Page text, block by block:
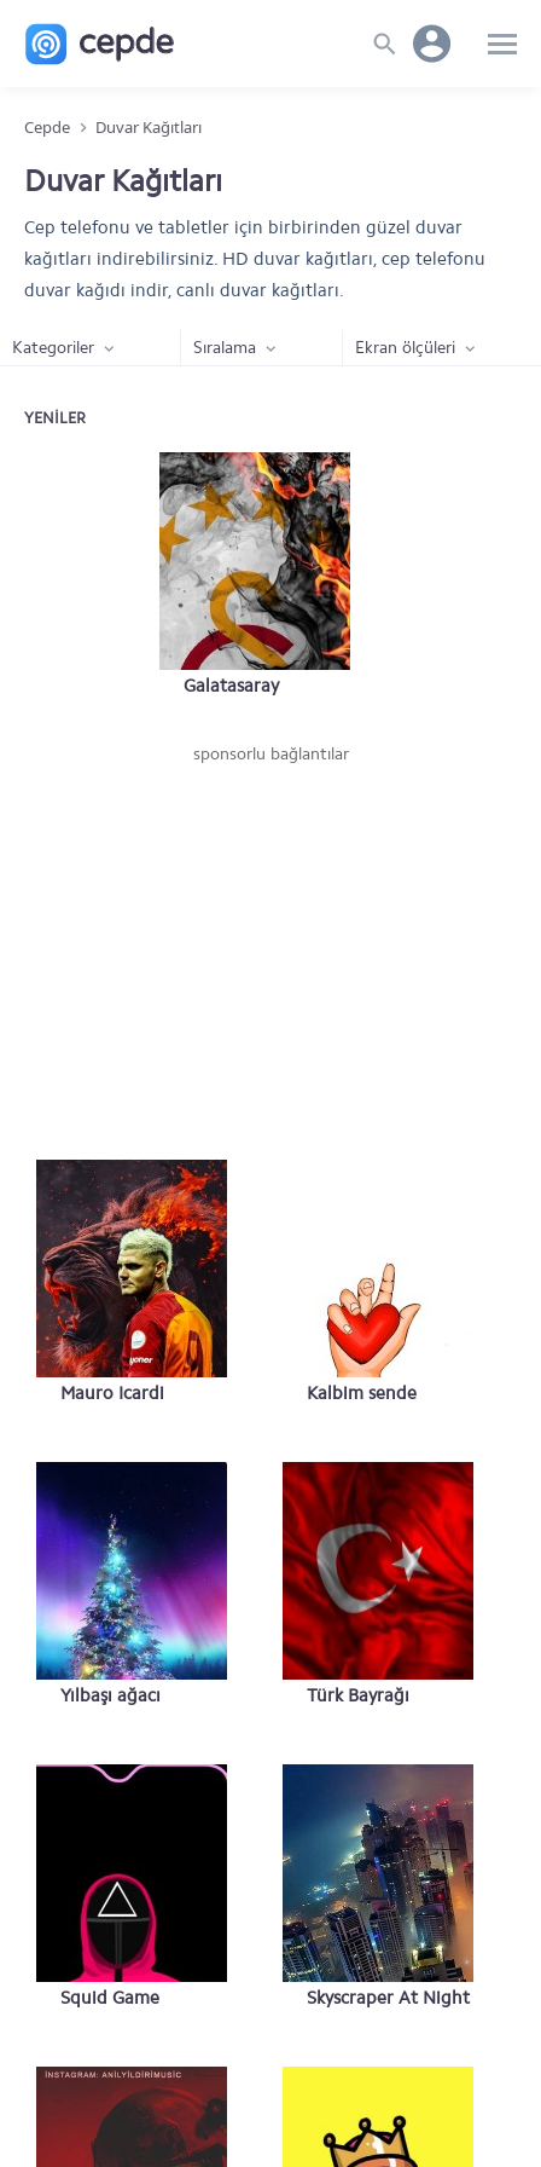
Cepde Duvar Kağıtları
Duvar Kağıtları
Cep telefonu ve tabletler için birbirinden güzel duvar
kağıtları indirebilirsiniz. HD duvar kağıtları, cep telefonu
duvar kağıdı indir, canlı duvar kağıtları.
Kategoriler Sıralama Ekran ölçüleri
YENILER
Galatasaray
sponsorlu bağlantılar
Mauro Icardi Kalbim sende
Yılbaşı ağacı Türk Bayrağı
Squid Game Skyscraper At Night